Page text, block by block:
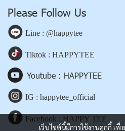
เว็บไซต์นี้มีการใช้งานคุกกี้ เ
Please Follow Us
Line : @happytee
Tiktok : HAPPYTEE
Youtube : HAPPYTEE
IG : happytee_official
Facebook : HAPPY TEE